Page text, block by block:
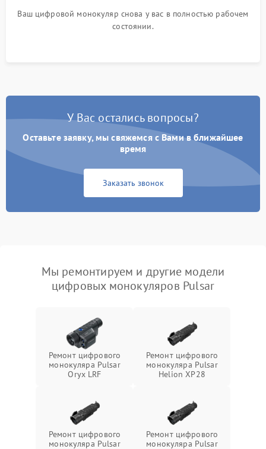
Ваш цифровой монокуляр снова у вас в полностью рабочем
состоянии.
У Вас остались вопросы?
Оставьте заявку, мы свяжемся с Вами в ближайшее
время
Заказать звонок
Мы ремонтируем и другие модели
цифровых монокуляров Pulsar
Ремонт цифрового
монокуляра Pulsar
Oryx LRF
Ремонт цифрового
монокуляра Pulsar
Helion XP28
Ремонт цифрового
монокуляра Pulsar
Ремонт цифрового
монокуляра Pulsar